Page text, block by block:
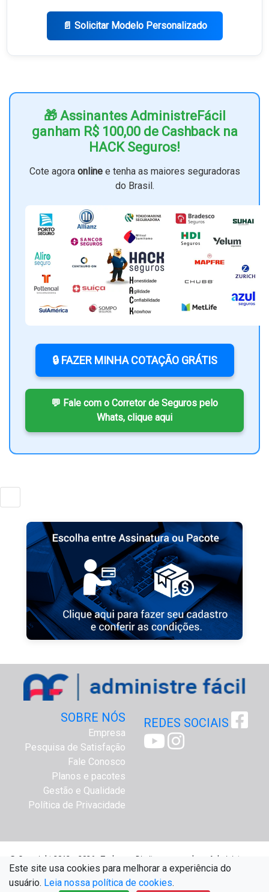
📄 Solicitar Modelo Personalizado
🎁 Assinantes AdministreFácil
ganham R$ 100,00 de Cashback na
HACK Seguros!
Cote agora onlinee tenha as maiores seguradoras
do Brasil.
🔒 FAZER MINHA COTAÇÃO GRÁTIS
💬 Fale com o Corretor de Seguros pelo
Whats, clique aqui
SOBRE NÓS
Empresa
Pesquisa de Satisfação
Fale Conosco
Planos e pacotes
Gestão e Qualidade
Política de Privacidade
REDES SOCIAIS
@ Copyright 2012 a 2026 - Todos os Direitos reservados - Administre
Fácil Assessoria Online - www.administrefacil.com.br
Este site usa cookies para melhorar a experiência do
usuário. Leia nossa política de cookies.